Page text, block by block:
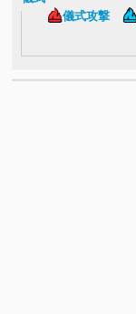
儀式攻撃